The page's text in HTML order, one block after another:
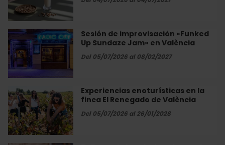
València
artesanal
en
Alboraya
con
Món
Orxata
Sesión de improvisación «Funked
Up Sundaze Jam» en València
Del 05/07/2026 al 08/02/2027
Sesión
de
improvisación
«Funked
Up
Sundaze
Jam»
en
València
Experiencias enoturísticas en la
finca El Renegado de València
Del 05/07/2026 al 26/01/2028
Experiencias
enoturísticas
en
la
finca